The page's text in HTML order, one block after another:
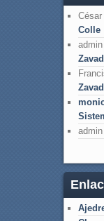
Colle
admin
admin